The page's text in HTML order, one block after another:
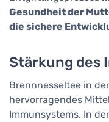
Gesundheit der
die sichere
Stärkung des
Brennnesseltee in
hervorragendes
Immunsystems. In